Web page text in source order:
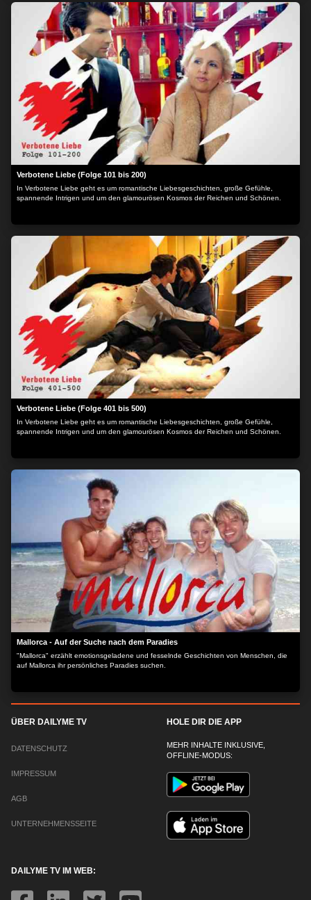
Verbotene Liebe (Folge 101 bis 200)
In Verbotene Liebe geht es um romantische Liebesgeschichten, große Gefühle,
spannende Intrigen und um den glamourösen Kosmos der Reichen und Schönen.
Verbotene Liebe (Folge 401 bis 500)
In Verbotene Liebe geht es um romantische Liebesgeschichten, große Gefühle,
spannende Intrigen und um den glamourösen Kosmos der Reichen und Schönen.
Mallorca - Auf der Suche nach dem Paradies
"Mallorca" erzählt emotionsgeladene und fesselnde Geschichten von Menschen, die
auf Mallorca ihr persönliches Paradies suchen.
ÜBER DAILYME TV
DATENSCHUTZ
IMPRESSUM
AGB
UNTERNEHMENSSEITE
HOLE DIR DIE APP
MEHR INHALTE INKLUSIVE,
OFFLINE-MODUS:
DAILYME TV IM WEB: